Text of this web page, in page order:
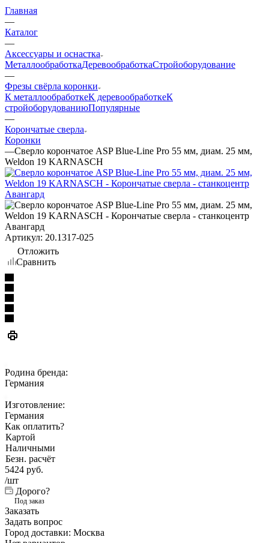
Главная
—
Каталог
—
Аксeccyapы и оснастка
МеталлообработкаДеревообработкаСтройоборудование
—
Фрезы свёрла коронки
К металлообработкеК деревообработкеК
стройоборудованиюПопулярные
—
Корончатые сверла
Коронки
—Сверло корончатое ASP Blue-Line Pro 55 мм, диам. 25 мм,
Weldon 19 KARNASCH
Артикул: 20.1317-025
Отложить
Сравнить
Родина бренда:
Германия
Изготовление:
Германия
Как оплатить?
Картой
Наличными
Безн. расчёт
5424 руб.
/шт
Дорого?
Под заказ
Заказать
Задать вопрос
Город доставки: Москва